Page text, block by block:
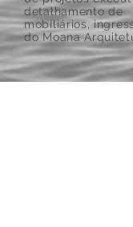
detalhamento de
mobiliários,
do Moana